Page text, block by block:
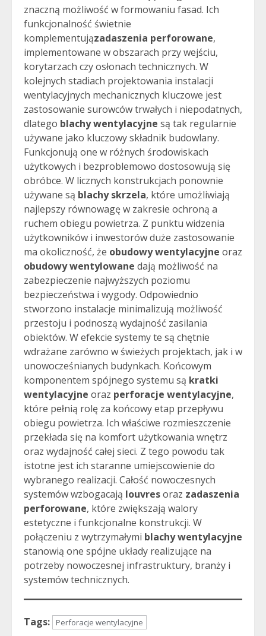
znaczną możliwość w formowaniu fasad. Ich
funkcjonalność świetnie
komplementujązadaszenia perforowane,
implementowane w obszarach przy wejściu,
korytarzach czy osłonach technicznych. W
kolejnych stadiach projektowania instalacji
wentylacyjnych mechanicznych kluczowe jest
zastosowanie surowców trwałych i niepodatnych,
dlatego blachy wentylacyjne są tak regularnie
używane jako kluczowy składnik budowlany.
Funkcjonują one w różnych środowiskach
użytkowych i bezproblemowo dostosowują się
obróbce. W licznych konstrukcjach ponownie
używane są blachy skrzela, które umożliwiają
najlepszy równowagę w zakresie ochroną a
ruchem obiegu powietrza. Z punktu widzenia
użytkowników i inwestorów duże zastosowanie
ma okoliczność, że obudowy wentylacyjne oraz
obudowy wentylowane dają możliwość na
zabezpieczenie najwyższych poziomu
bezpieczeństwa i wygody. Odpowiednio
stworzono instalacje minimalizują możliwość
przestoju i podnoszą wydajność zasilania
obiektów. W efekcie systemy te są chętnie
wdrażane zarówno w świeżych projektach, jak i w
unowocześnianych budynkach. Końcowym
komponentem spójnego systemu są kratki
wentylacyjne oraz perforacje wentylacyjne,
które pełnią rolę za końcowy etap przepływu
obiegu powietrza. Ich właściwe rozmieszczenie
przekłada się na komfort użytkowania wnętrz
oraz wydajność całej sieci. Z tego powodu tak
istotne jest ich staranne umiejscowienie do
wybranego realizacji. Całość nowoczesnych
systemów wzbogacają louvresoraz zadaszenia
perforowane, które zwiększają walory
estetyczne i funkcjonalne konstrukcji. W
połączeniu z wytrzymałymi blachy wentylacyjne
stanowią one spójne układy realizujące na
potrzeby nowoczesnej infrastruktury, branży i
systemów technicznych.
Tags: Perforacje wentylacyjne